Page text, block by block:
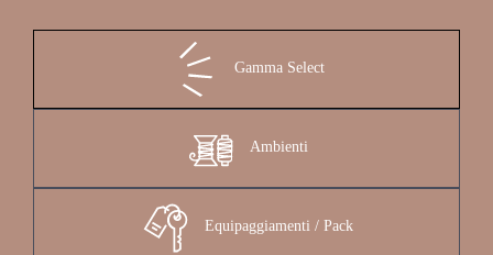
Gamma Select
Ambienti
Equipaggiamenti / Pack